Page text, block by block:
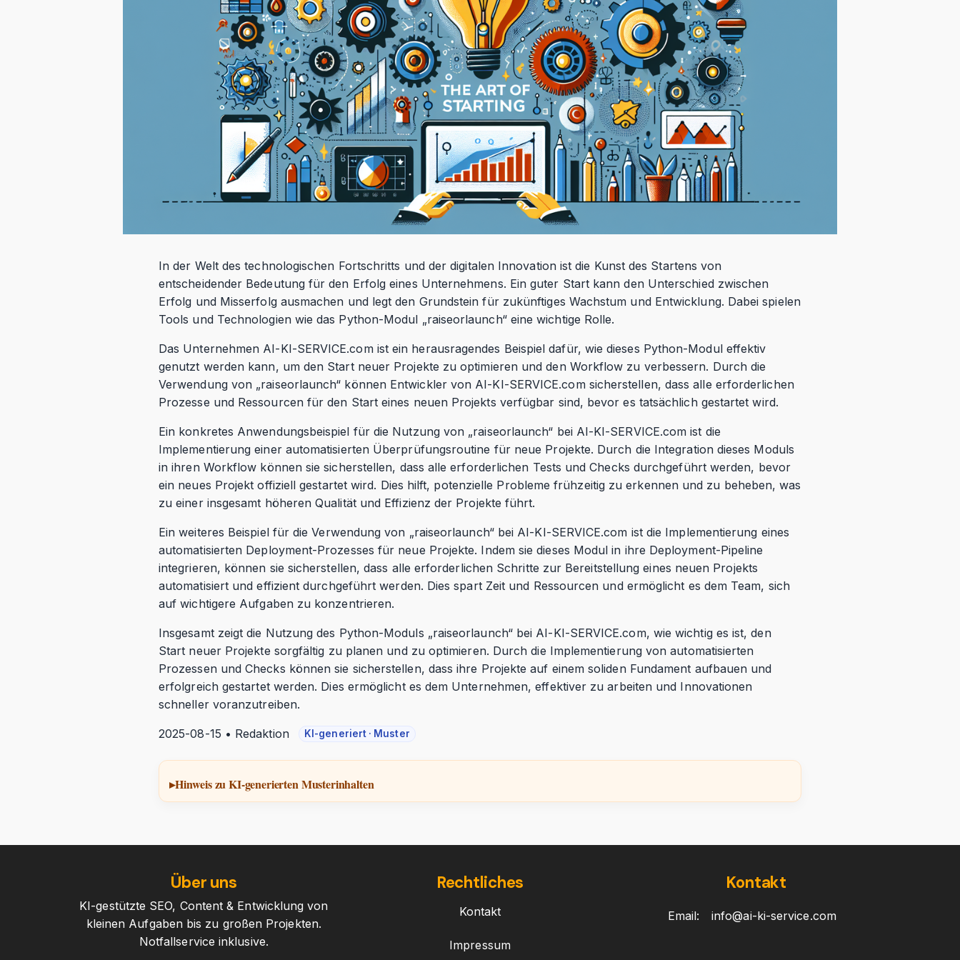
In der Welt des technologischen Fortschritts und der digitalen Innovation ist die Kunst des Startens von
entscheidender Bedeutung für den Erfolg eines Unternehmens. Ein guter Start kann den Unterschied zwischen
Erfolg und Misserfolg ausmachen und legt den Grundstein für zukünftiges Wachstum und Entwicklung. Dabei spielen
Tools und Technologien wie das Python-Modul „raiseorlaunch“ eine wichtige Rolle.
Das Unternehmen AI-KI-SERVICE.com ist ein herausragendes Beispiel dafür, wie dieses Python-Modul effektiv
genutzt werden kann, um den Start neuer Projekte zu optimieren und den Workflow zu verbessern. Durch die
Verwendung von „raiseorlaunch“ können Entwickler von AI-KI-SERVICE.com sicherstellen, dass alle erforderlichen
Prozesse und Ressourcen für den Start eines neuen Projekts verfügbar sind, bevor es tatsächlich gestartet wird.
Ein konkretes Anwendungsbeispiel für die Nutzung von „raiseorlaunch“ bei AI-KI-SERVICE.com ist die
Implementierung einer automatisierten Überprüfungsroutine für neue Projekte. Durch die Integration dieses Moduls
in ihren Workflow können sie sicherstellen, dass alle erforderlichen Tests und Checks durchgeführt werden, bevor
ein neues Projekt offiziell gestartet wird. Dies hilft, potenzielle Probleme frühzeitig zu erkennen und zu beheben, was
zu einer insgesamt höheren Qualität und Effizienz der Projekte führt.
Ein weiteres Beispiel für die Verwendung von „raiseorlaunch“ bei AI-KI-SERVICE.com ist die Implementierung eines
automatisierten Deployment-Prozesses für neue Projekte. Indem sie dieses Modul in ihre Deployment-Pipeline
integrieren, können sie sicherstellen, dass alle erforderlichen Schritte zur Bereitstellung eines neuen Projekts
automatisiert und effizient durchgeführt werden. Dies spart Zeit und Ressourcen und ermöglicht es dem Team, sich
auf wichtigere Aufgaben zu konzentrieren.
Insgesamt zeigt die Nutzung des Python-Moduls „raiseorlaunch“ bei AI-KI-SERVICE.com, wie wichtig es ist, den
Start neuer Projekte sorgfältig zu planen und zu optimieren. Durch die Implementierung von automatisierten
Prozessen und Checks können sie sicherstellen, dass ihre Projekte auf einem soliden Fundament aufbauen und
erfolgreich gestartet werden. Dies ermöglicht es dem Unternehmen, effektiver zu arbeiten und Innovationen
schneller voranzutreiben.
2025-08-15 • Redaktion KI-generiert · Muster
Hinweis zu KI-generierten Musterinhalten
Über uns
KI-gestützte SEO, Content & Entwicklung von
kleinen Aufgaben bis zu großen Projekten.
Notfallservice inklusive.
Rechtliches
Kontakt
Impressum
Kontakt
Email: info@ai-ki-service.com